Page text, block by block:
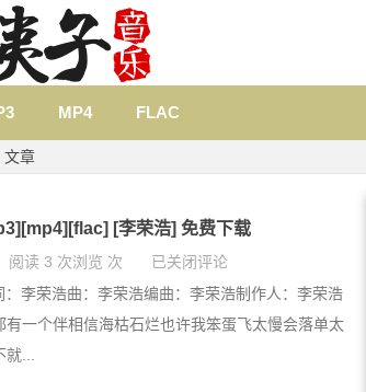
MP4 FLAC
文章
[李荣浩] 免费下载
阅读 3 次浏览 次 已关闭评论
：李荣浩曲：李荣浩编曲：李荣浩制作人：李荣浩
有一个伴相信海枯石烂也许我笨蛋飞太慢会落单太
...